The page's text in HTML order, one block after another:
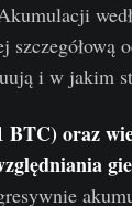
szczegółową
i w jakim
BTC) oraz